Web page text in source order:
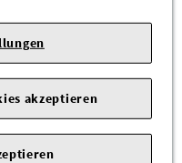
*
akzeptieren